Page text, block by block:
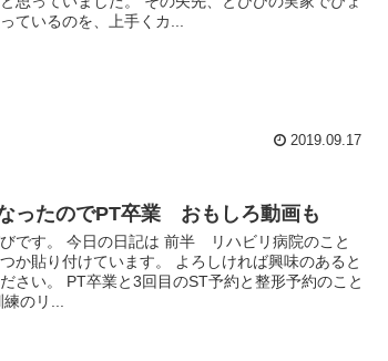
ているのを、上手くカ...
2019.09.17
ったのでPT卒業 おもしろ動画も
です。 今日の日記は 前半 リハビリ病院のこと
か貼り付けています。 よろしければ興味のあると
さい。 PT卒業と3回目のST予約と整形予約のこと
のリ...